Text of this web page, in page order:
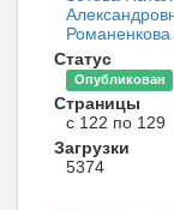
Статус
Опубликован
Страницы
с 122 по 129
Загрузки
5374